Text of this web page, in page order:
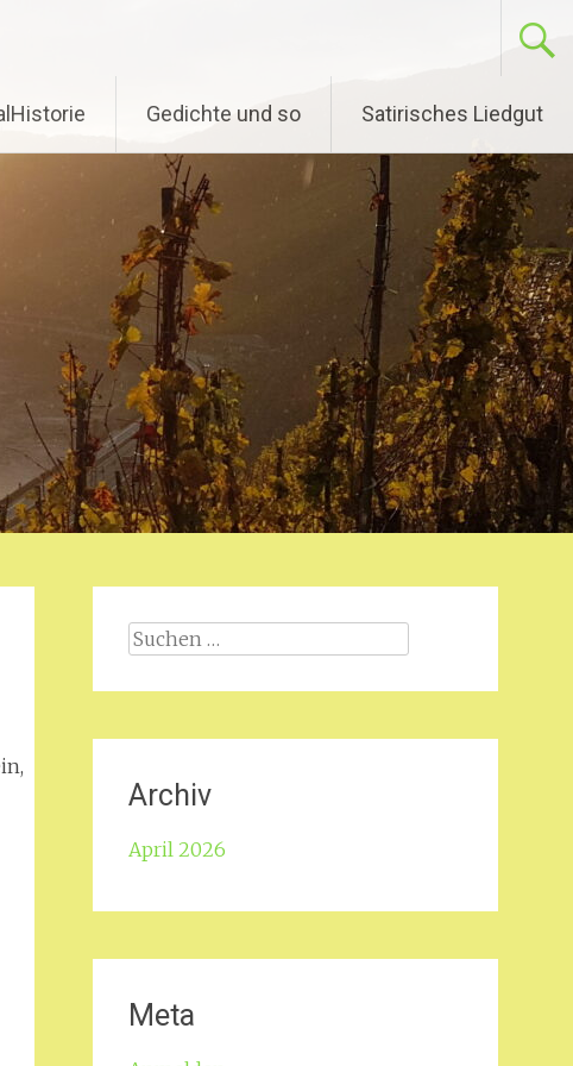
Gedichte und so Satirisches Liedgut
Suche
Archiv
April 2026
Meta